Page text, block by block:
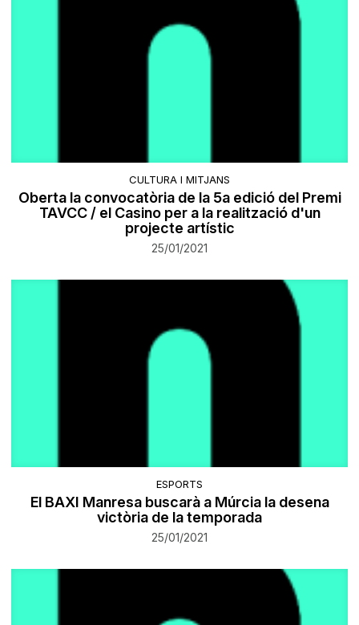
CULTURA I MITJANS
Oberta la convocatòria de la 5a edició del Premi
TAVCC / el Casino per a la realització d'un
projecte artístic
25/01/2021
ESPORTS
El BAXI Manresa buscarà a Múrcia la desena
victòria de la temporada
25/01/2021